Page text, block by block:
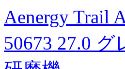
Aenergy Trail
50673 27.0